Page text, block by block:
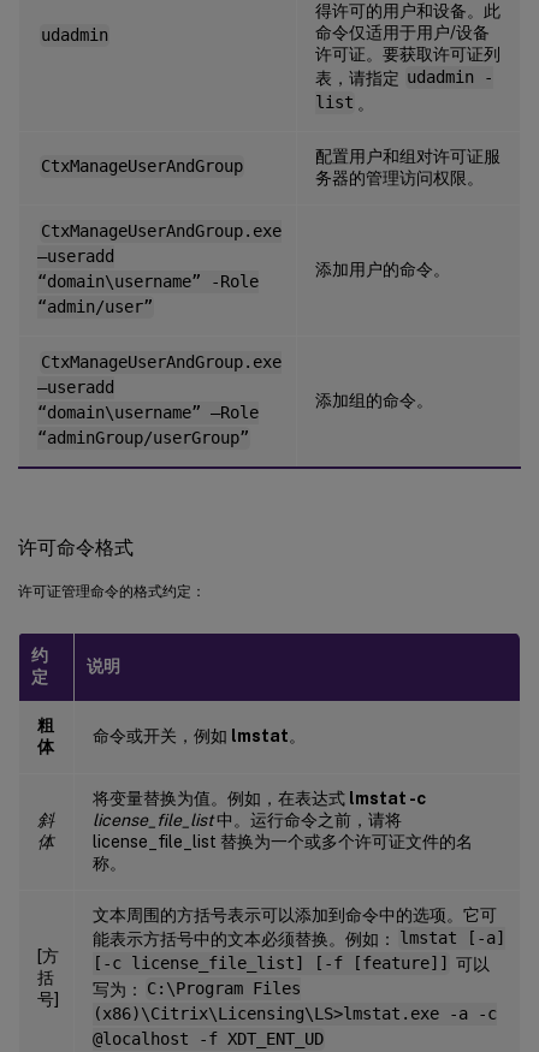
udadmin
得许可的用户和设备。此
命令仅适用于用户/设备
许可证。要获取许可证列
表，请指定 udadmin -
list 。
CtxManageUserAndGroup
配置用户和组对许可证服
务器的管理访问权限。
CtxManageUserAndGroup.exe
–useradd
“domain\username” -Role
“admin/user”
添加用户的命令。
CtxManageUserAndGroup.exe
–useradd
“domain\username” –Role
“adminGroup/userGroup”
添加组的命令。
许可命令格式
许可证管理命令的格式约定：
约
定
说明
粗
体
命令或开关，例如 lmstat。
斜
体
将变量替换为值。例如，在表达式 lmstat -c
license_file_list中。运行命令之前，请将
license_file_list 替换为一个或多个许可证文件的名
称。
[方
括
号]
文本周围的方括号表示可以添加到命令中的选项。它可
能表示方括号中的文本必须替换。例如：
lmstat [-a]
[-c license_file_list] [-f [feature]]
可以
写为：
C:\Program Files
(x86)\Citrix\Licensing\LS>lmstat.exe -a -c
@localhost -f XDT_ENT_UD